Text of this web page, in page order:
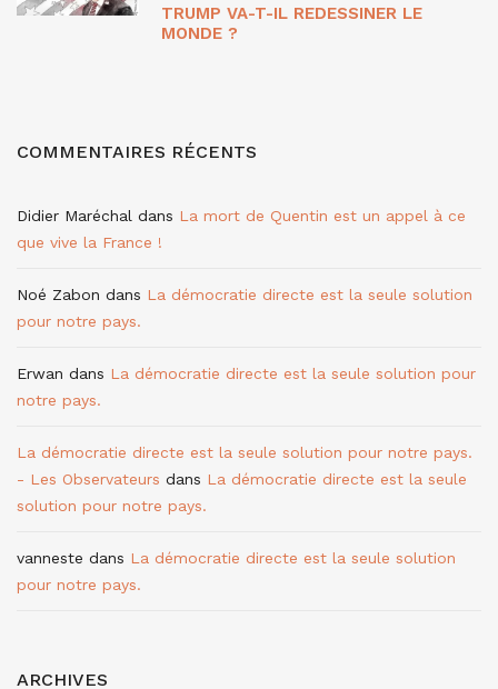
TRUMP VA-T-IL REDESSINER LE
MONDE ?
COMMENTAIRES RÉCENTS
Didier Maréchal dans La mort de Quentin est un appel à ce
que vive la France !
Noé Zabon dans La démocratie directe est la seule solution
pour notre pays.
Erwan dans La démocratie directe est la seule solution pour
notre pays.
La démocratie directe est la seule solution pour notre pays.
- Les Observateurs dans La démocratie directe est la seule
solution pour notre pays.
vanneste dans La démocratie directe est la seule solution
pour notre pays.
ARCHIVES